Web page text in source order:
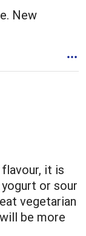
New
it is
or sour
vegetarian
be more